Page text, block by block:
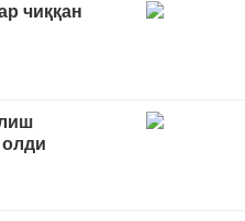
чиққан
олди